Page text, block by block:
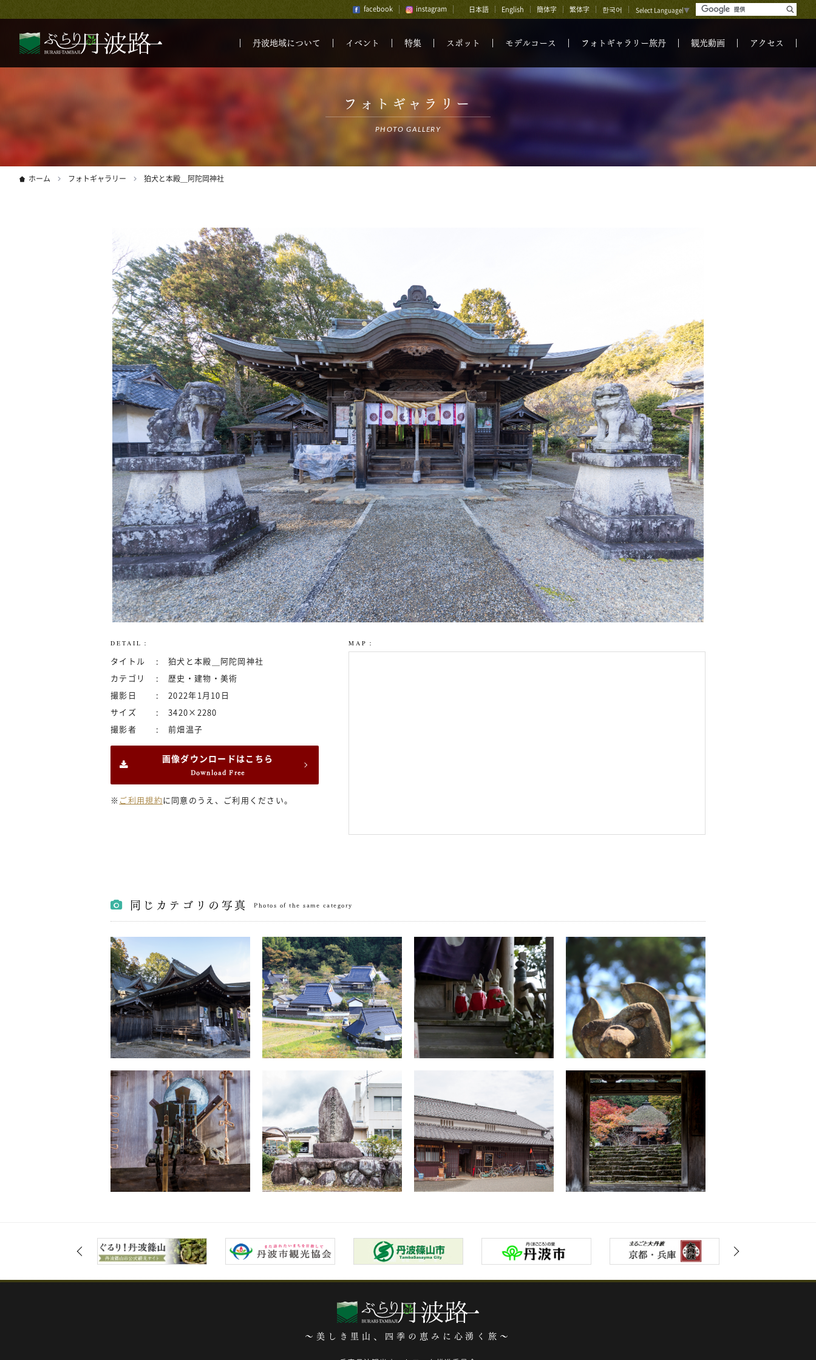
facebook instagram 日本語 English 簡体字 繁体字 한국어 Select Language ▼
丹波地域について イベント 特集 スポット モデルコース フォトギャラリー旅丹 観光動画 アクセス
フォトギャラリー
PHOTO GALLERY
ホーム フォトギャラリー 狛犬と本殿＿阿陀岡神社
DETAIL：
タイトル 狛犬と本殿＿阿陀岡神社
カテゴリ 歴史・建物・美術
撮影日 2022年1月10日
サイズ 3420×2280
撮影者 前畑温子
画像ダウンロードはこちら
Download Free
※ ご利用規約に同意のうえ、ご利用ください。
MAP：
同じカテゴリの写真 Photos of the same category
～美しき里山、四季の恵みに心湧く旅～